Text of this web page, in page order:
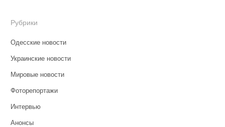
Рубрики
Одесские новости
Украинские новости
Мировые новости
Фоторепортажи
Интервью
Анонсы